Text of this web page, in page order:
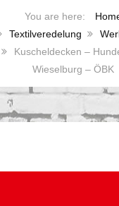
Textilveredelung
Kuscheldecken –
Wieselburg – ÖBK